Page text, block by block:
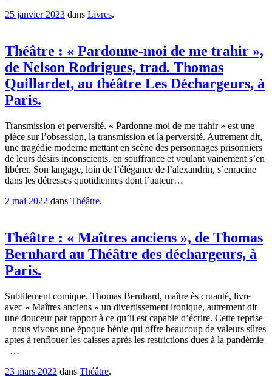
25 janvier 2023 dans Livres.
Théâtre : « Pardonne-moi de me trahir »,
de Nelson Rodrigues, trad. Thomas
Quillardet, au théâtre Les Déchargeurs, à
Paris.
Transmission et perversité. « Pardonne-moi de me trahir » est une
pièce sur l’obsession, la transmission et la perversité. Autrement dit,
une tragédie moderne mettant en scène des personnages prisonniers
de leurs désirs inconscients, en souffrance et voulant vainement s’en
libérer. Son langage, loin de l’élégance de l’alexandrin, s’enracine
dans les détresses quotidiennes dont l’auteur…
2 mai 2022 dans Théâtre.
Théâtre : « Maîtres anciens », de Thomas
Bernhard au Théâtre des déchargeurs, à
Paris.
Subtilement comique. Thomas Bernhard, maître ès cruauté, livre
avec « Maîtres anciens » un divertissement ironique, autrement dit
une douceur par rapport à ce qu’il est capable d’écrire. Cette reprise
– nous vivons une époque bénie qui offre beaucoup de valeurs sûres
aptes à renflouer les caisses après les restrictions dues à la pandémie
–…
23 mars 2022 dans Théâtre.